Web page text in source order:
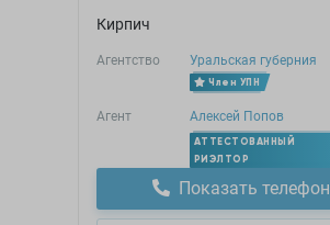
Кирпич
Агентство Уральская губерния
Член УПН
Агент Алексей Попов
АТТЕСТОВАННЫЙ
РИЭЛТОР
Показать телефон